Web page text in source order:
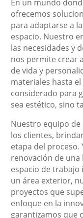
En un mundo
ofrecemos
para adaptarse a
espacio. Nuestro
las necesidades y
nos permite crear
de vida y
materiales hasta
considerado para
sea estético, sino
Nuestro equipo
los clientes,
etapa del proceso.
renovación de
espacio de
un área exterior,
proyectos que
enfoque en la
garantizamos que